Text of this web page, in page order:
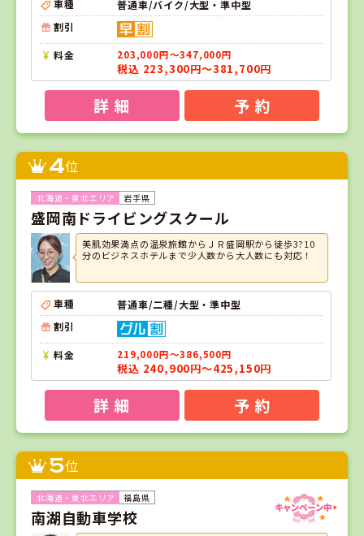
車種
普通車/バイク/大型・準中型
割引
料金 203,000円～347,000円
税込 223,300円～381,700円
詳 細 予 約
4位
岩手県
盛岡南ドライビングスクール
美肌効果満点の温泉旅館からＪＲ盛岡駅から徒歩3?10
分のビジネスホテルまで少人数から大人数にも対応！
車種
普通車/二種/大型・準中型
割引
料金 219,000円～386,500円
税込 240,900円～425,150円
詳 細 予 約
5位
福島県
南湖自動車学校